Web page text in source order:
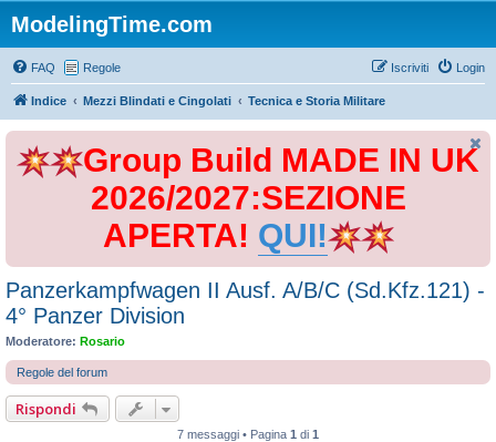
ModelingTime.com
FAQ Regole Login
Iscriviti
Indice Mezzi Blindati e Cingolati Tecnica e Storia Militare
Group Build MADE IN UK
2026/2027:SEZIONE
APERTA! QUI!
Panzerkampfwagen II Ausf. A/B/C (Sd.Kfz.121) -
4° Panzer Division
Moderatore: Rosario
Regole del forum
Rispondi
7 messaggi • Pagina 1 di 1